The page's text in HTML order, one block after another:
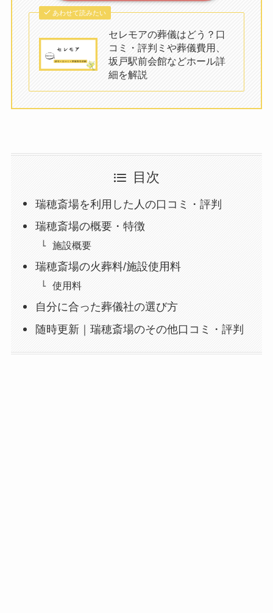
あわせて読みたい
セレモアの葬儀はどう？口
コミ・評判ミや葬儀費用、
坂戸駅前会館などホール詳
細を解説
目次
瑞穂斎場を利用した人の口コミ・評判
瑞穂斎場の概要・特徴
施設概要
瑞穂斎場の火葬料/施設使用料
使用料
自分に合った葬儀社の選び方
随時更新｜瑞穂斎場のその他口コミ・評判